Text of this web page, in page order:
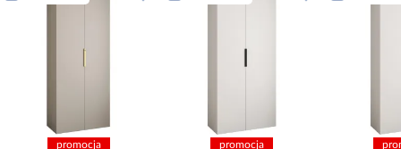
promocja promocja